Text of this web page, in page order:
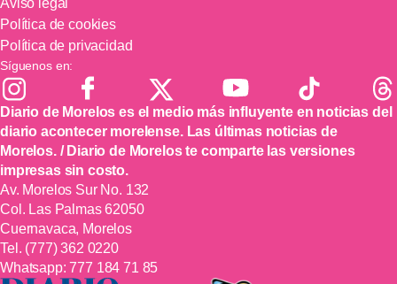
Política de cookies
Política de privacidad
Síguenos en:
Diario de Morelos es el medio más influyente en noticias del
diario acontecer morelense. Las últimas noticias de
Morelos. / Diario de Morelos te comparte las versiones
impresas sin costo.
Av. Morelos Sur No. 132
Col. Las Palmas 62050
Cuernavaca, Morelos
Tel. (777) 362 0220
Whatsapp:777 184 71 85